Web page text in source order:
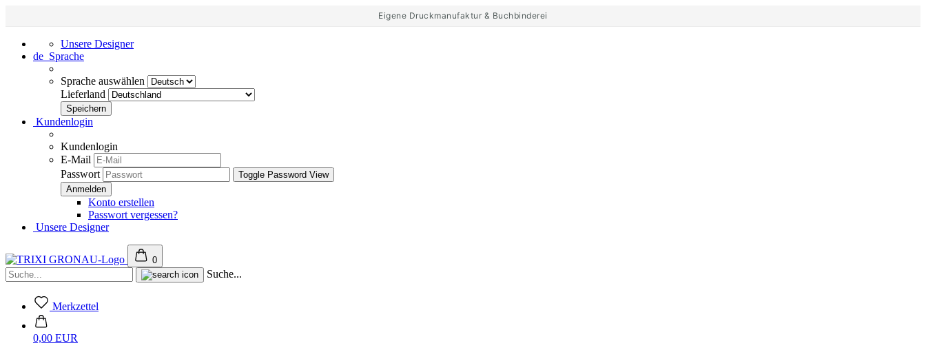
Eigene Druckmanufaktur & Buchbinderei
Unsere Designer
de Sprache
Sprache auswählen
Lieferland
Kundenlogin
Kundenlogin
E-Mail
Passwort
Toggle Password View
Konto erstellen
Passwort vergessen?
Unsere Designer
0
Suche...
Merkzettel
0,00 EUR